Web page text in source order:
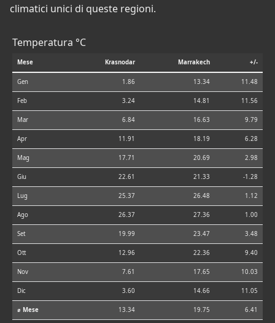
climatici unici di queste regioni.
Temperatura °C
Mese Krasnodar Marrakech +/-
Gen 1.86 13.34 11.48
Feb 3.24 14.81 11.56
Mar 6.84 16.63 9.79
Apr 11.91 18.19 6.28
Mag 17.71 20.69 2.98
Giu 22.61 21.33 -1.28
Lug 25.37 26.48 1.12
Ago 26.37 27.36 1.00
Set 19.99 23.47 3.48
Ott 12.96 22.36 9.40
Nov 7.61 17.65 10.03
Dic 3.60 14.66 11.05
⌀ Mese 13.34 19.75 6.41